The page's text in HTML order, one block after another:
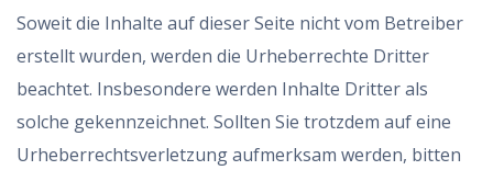
Soweit die Inhalte auf dieser Seite nicht vom Betreiber
erstellt wurden, werden die Urheberrechte Dritter
beachtet. Insbesondere werden Inhalte Dritter als
solche gekennzeichnet. Sollten Sie trotzdem auf eine
Urheberrechtsverletzung aufmerksam werden, bitten